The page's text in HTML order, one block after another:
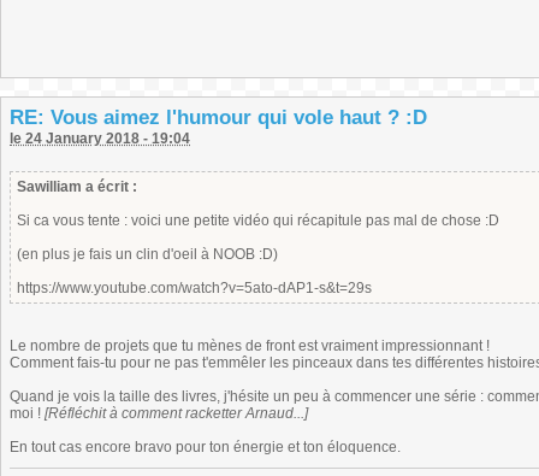
RE: Vous aimez l'humour qui vole haut ? :D
le 24 January 2018 - 19:04
Sawilliam a écrit :
Si ca vous tente : voici une petite vidéo qui récapitule pas mal de chose :D
(en plus je fais un clin d'oeil à NOOB :D)
https://www.youtube.com/watch?v=5ato-dAP1-s&t=29s
Le nombre de projets que tu mènes de front est vraiment impressionnant !
Comment fais-tu pour ne pas t'emmêler les pinceaux dans tes différentes
Quand je vois la taille des livres, j'hésite un peu à commencer une série :
moi ! [Réfléchit à comment racketter Arnaud...]
En tout cas encore bravo pour ton énergie et ton éloquence.